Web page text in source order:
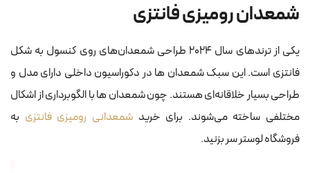
شمعدان رومیزی فانتزی
یکی از ترندهای سال ۲۰۲۴ طراحی شمعدان‌های روی کنسول به شکل
فانتزی است. این سبک شمعدان ها در دکوراسیون داخلی دارای مدل و
طراحی بسیار خلاقانه‌ای هستند. چون شمعدان ها با الگوبرداری از اشکال
مختلفی ساخته می‌شوند. برای خریدشمعدانی رومیزی فانتزی به
فروشگاه لوستر سر بزنید.